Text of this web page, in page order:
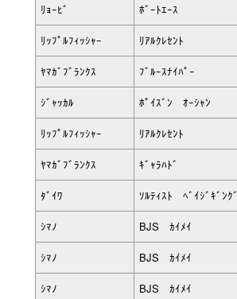
ﾘｮｰﾋﾞ ﾎﾞｰﾄｴｰｽ
ﾘｯﾌﾟﾙﾌｨｯｼｬｰ ﾘｱﾙｸﾚｾﾝﾄ
ﾔﾏｶﾞﾌﾞﾗﾝｸｽ ﾌﾞﾙｰｽﾅｲﾊﾟｰ
ｼﾞｬｯｶﾙ ﾎﾟｲｽﾞﾝ ｵｰｼｬﾝ
ﾘｯﾌﾟﾙﾌｨｯｼｬｰ ﾘｱﾙｸﾚｾﾝﾄ
ﾔﾏｶﾞﾌﾞﾗﾝｸｽ ｷﾞｬﾗﾊﾄﾞ
ﾀﾞｲﾜ ｿﾙﾃｨｽﾄ ﾍﾞｲｼﾞｷﾞﾝｸﾞ
ｼﾏﾉ BJS ｶｲﾒｲ
ｼﾏﾉ BJS ｶｲﾒｲ
ｼﾏﾉ BJS ｶｲﾒｲ